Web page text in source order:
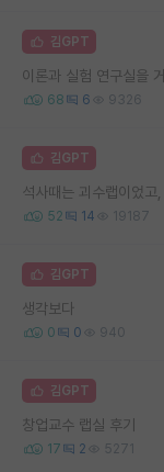
김GPT
이론과 실험 연구실을
68 6 9326
김GPT
석사때는 괴수랩이었
52 14 19187
김GPT
생각보다
0 0 940
김GPT
창업교수 랩실 후기
17 2 5271